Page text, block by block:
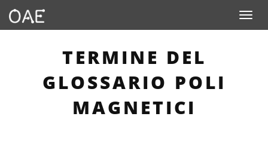
Toggle
TERMINE DEL
GLOSSARIO POLI
MAGNETICI